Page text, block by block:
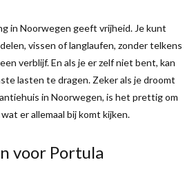
in Noorwegen geeft vrijheid. Je kunt
vissen of langlaufen, zonder telkens
verblijf. En als je er zelf niet bent, kan
lasten te dragen. Zeker als je droomt
in Noorwegen, is het prettig om
er allemaal bij komt kijken.
voor Portula